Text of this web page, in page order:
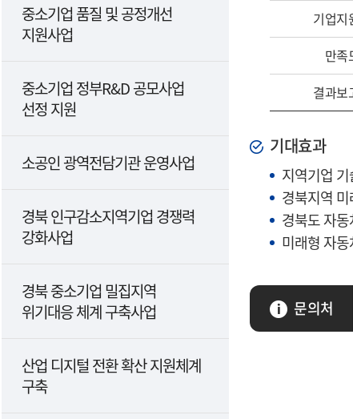
중소기업 품질 및 공정개선
지원사업
중소기업 정부R&D 공모사업
선정 지원
소공인 광역전담기관 운영사업
경북 인구감소지역기업 경쟁력
강화사업
경북 중소기업 밀집지역
위기대응 체계 구축사업
산업 디지털 전환 확산 지원체계
구축
기업지
만족
결과보
기대효과
지역기업
경북지역
경북도 자
미래형 자
문의처